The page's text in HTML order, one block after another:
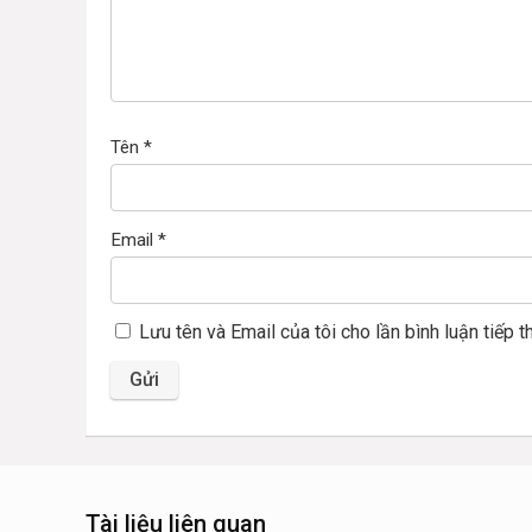
Tên *
Email *
Lưu tên và Email của tôi cho lần bình luận tiếp
Tài liệu liên quan